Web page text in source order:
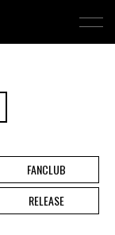
FANCLUB
RELEASE